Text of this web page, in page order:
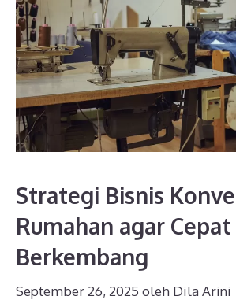
Strategi Bisnis
Rumahan agar Cepat
Berkembang
September 26, 2025 oleh Dila Arini